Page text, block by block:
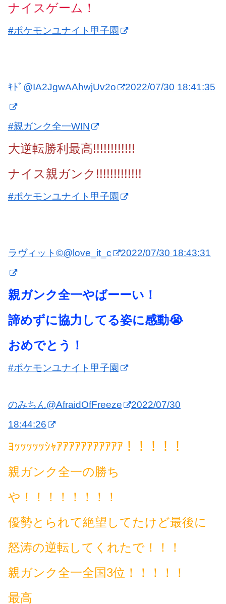
ナイスゲーム！
#ポケモンユナイト甲子園
ｷﾄﾞ @IA2JgwAAhwjUv2o 2022/07/30 18:41:35
#親ガンク全一WIN
大逆転勝利最高!!!!!!!!!!!!
ナイス親ガンク!!!!!!!!!!!!!
#ポケモンユナイト甲子園
ラヴィット©@love_it_c 2022/07/30 18:43:31
親ガンク全一やばーーい！
諦めずに協力してる姿に感動😭
おめでとう！
#ポケモンユナイト甲子園
のみちん@AfraidOfFreeze
2022/07/30
18:44:26
ﾖｯｯｯｯｯｼｬｱｱｱｱｱｱｱｱｱｱｱ！！！！！
親ガンク全一の勝ち
や！！！！！！！！
優勢とられて絶望してたけど最後に
怒涛の逆転してくれたで！！！
親ガンク全一全国3位！！！！！
最高